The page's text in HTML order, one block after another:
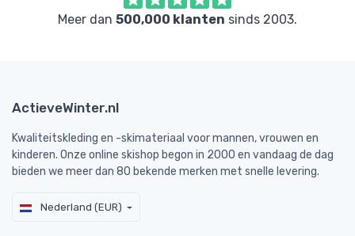
Meer dan 500,000 klanten sinds 2003.
ActieveWinter.nl
Kwaliteitskleding en -skimateriaal voor mannen, vrouwen en
kinderen. Onze online skishop begon in 2000 en vandaag de dag
bieden we meer dan 80 bekende merken met snelle levering.
Nederland (EUR)